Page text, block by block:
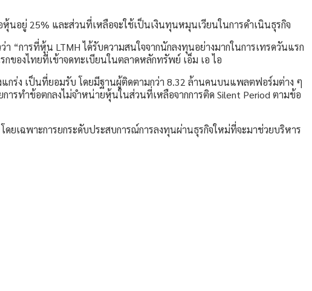
อยู่ 25% และส่วนที่เหลือจะใช้เป็นเงินทุนหมุนเวียนในการดำเนินธุรกิจ
การที่หุ้น LTMH ได้รับความสนใจจากนักลงทุนอย่างมากในการเทรดวันแรก
ของไทยที่เข้าจดทะเบียนในตลาดหลักทรัพย์ เอ็ม เอ ไอ
ร่ง เป็นที่ยอมรับ โดยมีฐานผู้ติดตามกว่า 8.32 ล้านคนบนแพลตฟอร์มต่าง ๆ
รทำข้อตกลงไม่จำหน่ายหุ้นในส่วนที่เหลือจากการติด Silent Period ตามข้อ
เฉพาะการยกระดับประสบการณ์การลงทุนผ่านธุรกิจใหม่ที่จะมาช่วยบริหาร